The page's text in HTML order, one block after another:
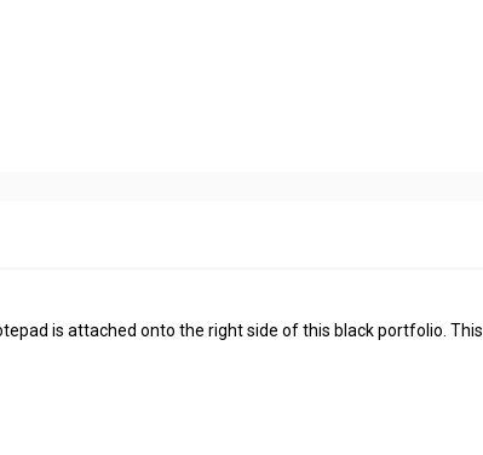
is attached onto the right side of this black portfolio. This